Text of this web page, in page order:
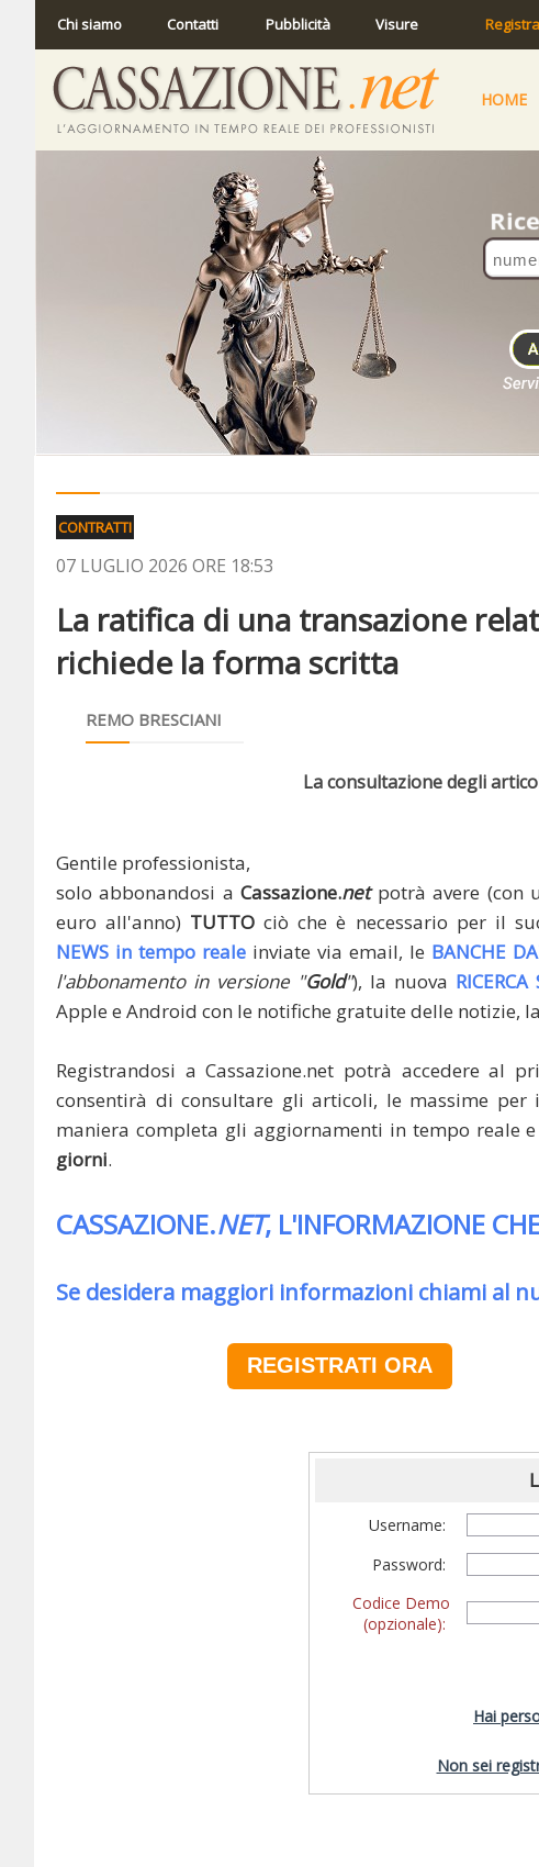
Chi siamo Contatti Pubblicità Visure
HOME
CONTRATTI
07 LUGLIO 2026 ORE 18:53
La ratifica di una transazione
richiede la forma scritta
REMO BRESCIANI
La consultazione degli
Gentile professionista,
solo abbonandosi aCassazione.netpotrà avere (con
euro all'anno) TUTTO ciò che è necessario per il
NEWS in tempo reale inviate via email, le BANCHE
l'abbonamento in versione "Gold"), la nuova
Apple e Android con le notifiche gratuite delle notizie, la
Registrandosi a Cassazione.net potrà accedere al
consentirà di consultare gli articoli, le massime
maniera completa gli aggiornamenti in tempo reale
giorni.
CASSAZIONE.NET, L'INFORMAZIONE
Se desidera maggiori informazioni chiami al
REGISTRATI ORA
Username:
Password:
Codice Demo
(opzionale):
Hai
Non sei